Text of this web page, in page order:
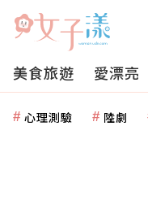
美食旅遊 愛漂亮
心理測驗 陸劇